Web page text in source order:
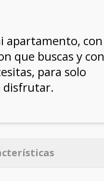
apartamento, con
que buscas y con
para solo
disfrutar.